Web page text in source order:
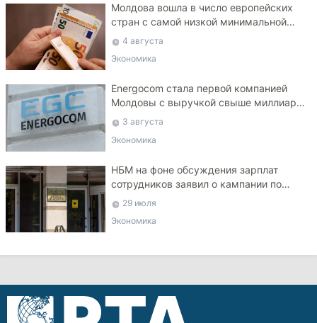
Молдова вошла в число европейских
стран с самой низкой минимальной
зарплатой
4 августа
Экономика
Energocom стала первой компанией
Молдовы с выручкой свыше миллиарда
евро3 августа
Экономика
НБМ на фоне обсуждения зарплат
сотрудников заявил о кампании по
дискредитации учреждения
29 июля
Экономика